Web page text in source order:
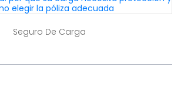
Seguro De Carga